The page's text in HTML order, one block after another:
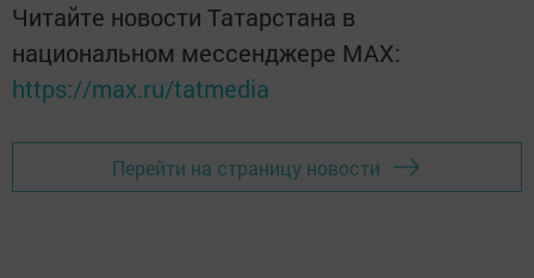
Читайте новости Татарстана в
национальном мессенджере MАХ:
https://max.ru/tatmedia
Перейти на страницу новости